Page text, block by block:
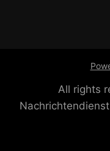
All rights
Nachrichtendienst